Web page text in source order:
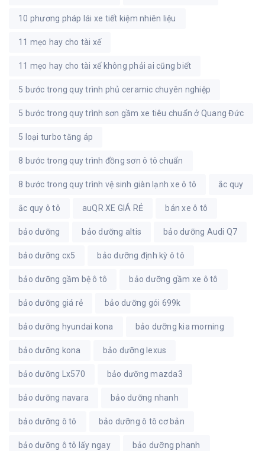
10 phương pháp lái xe tiết kiệm nhiên liệu
11 mẹo hay cho tài xế
11 mẹo hay cho tài xế không phải ai cũng biết
5 bước trong quy trình phủ ceramic chuyên nghiệp
5 bước trong quy trình sơn gầm xe tiêu chuẩn ở Quang Đức
5 loại turbo tăng áp
8 bước trong quy trình đồng sơn ô tô chuẩn
8 bước trong quy trình vệ sinh giàn lạnh xe ô tô ắc quy
ắc quy ô tô auQR XE GIÁ RẺ bán xe ô tô
bảo dưỡng bảo dưỡng altis bảo dưỡng Audi Q7
bảo dưỡng cx5 bảo dưỡng định kỳ ô tô
bảo dưỡng gầm bệ ô tô bảo dưỡng gầm xe ô tô
bảo dưỡng giá rẻ bảo dưỡng gói 699k
bảo dưỡng hyundai kona bảo dưỡng kia morning
bảo dưỡng kona bảo dưỡng lexus
bảo dưỡng Lx570 bảo dưỡng mazda3
bảo dưỡng navara bảo dưỡng nhanh
bảo dưỡng ô tô bảo dưỡng ô tô cơ bản
bảo dưỡng ô tô lấy ngay bảo dưỡng phanh